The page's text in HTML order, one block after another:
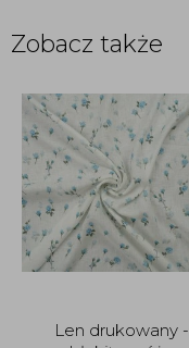
Zobacz także
Len drukowany -